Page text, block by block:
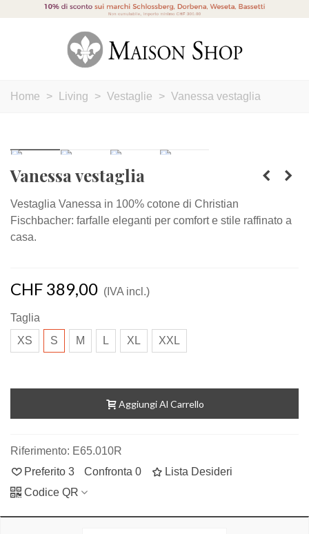
Home > Living > Vestaglie > Vanessa vestaglia
Vanessa vestaglia
Vestaglia Vanessa in 100% cotone di Christian
Fischbacher: farfalle eleganti per comfort e stile raffinato a
casa.
CHF 389,00 (IVA incl.)
Taglia
XS
S M L XL XXL
Aggiungi Al Carrello
Riferimento: E65.010R
Preferito 3 Confronta 0
Lista Desideri
Codice QR